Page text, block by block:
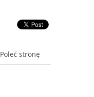
Poleć stronę